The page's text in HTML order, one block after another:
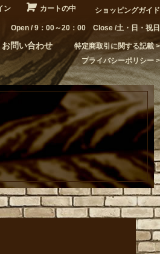
ン カートの中 ショッピングガイド
Open / 9：00～20：00 Close /土・日・祝日
お問い合わせ
特定商取引に関する記載
プライバシーポリシー